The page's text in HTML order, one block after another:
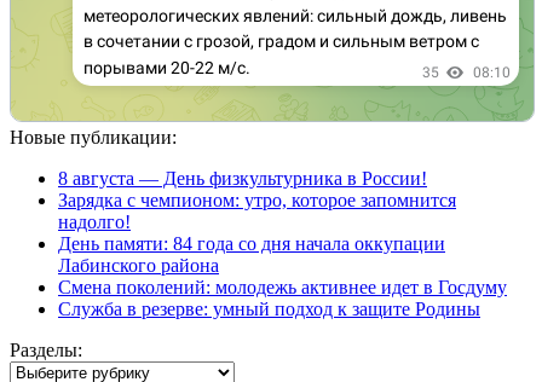
Новые публикации:
8 августа — День физкультурника в России!
Зарядка с чемпионом: утро, которое запомнится
надолго!
День памяти: 84 года со дня начала оккупации
Лабинского района
Смена поколений: молодежь активнее идет в Госдуму
Служба в резерве: умный подход к защите Родины
Разделы:
Разделы: